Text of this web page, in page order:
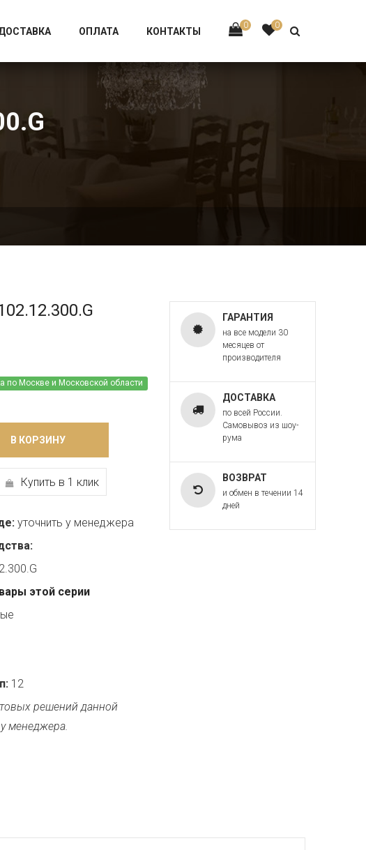
0 0
ОПЛАТА КОНТАКТЫ
по Москве и Московской области
В КОРЗИНУ
Купить в 1 клик
уточнить у менеджера
этой серии
12
решений данной
менеджера.
ГАРАНТИЯ
на все модели 30
месяцев от
производителя
ДОСТАВКА
по всей России.
Самовывоз из шоу-
рума
ВОЗВРАТ
и обмен в течении 14
дней